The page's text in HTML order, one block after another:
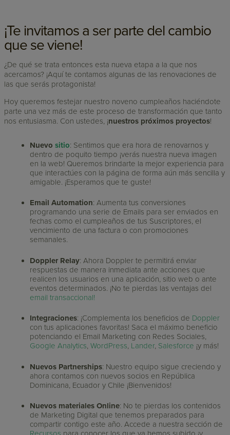
¡Te invitamos a ser parte del cambio
que se viene!
¿De qué se trata entonces esta nueva etapa a la que nos
acercamos? ¡Aquí te contamos algunas de las renovaciones de
las que serás protagonista!
Hoy queremos festejar nuestro noveno cumpleaños haciéndote
parte una vez más de este proceso de transformación que tanto
nos entusiasma. Con ustedes, ¡nuestros próximos proyectos!
Nuevositio: Sentimos que era hora de renovarnos y
dentro de poquito tiempo ¡verás nuestra nueva imagen
en la web! Queremos brindarte la mejor experiencia para
que interactúes con la página de forma aún más sencilla y
amigable. ¡Esperamos que te guste!
Email Automation: Aumenta tus conversiones
programando una serie de Emails para ser enviados en
fechas como el cumpleaños de tus Suscriptores, el
vencimiento de una factura o con promociones
semanales.
Doppler Relay: Ahora Doppler te permitirá enviar
respuestas de manera inmediata ante acciones que
realicen los usuarios en una aplicación, sitio web o ante
eventos determinados. ¡No te pierdas las ventajas del
email transaccional!
Integraciones: ¡Complementa los beneficios de Doppler
con tus aplicaciones favoritas! Saca el máximo beneficio
potenciando el Email Marketing con Redes Sociales,
Google Analytics,WordPress, Lander, Salesforce ¡y más!
Nuevos Partnerships: Nuestro equipo sigue creciendo y
ahora contamos con nuevos socios en República
Dominicana, Ecuador y Chile ¡Bienvenidos!
Nuevos materiales Online: No te pierdas los contenidos
de Marketing Digital que tenemos preparados para
compartir contigo este año. Accede a nuestra sección de